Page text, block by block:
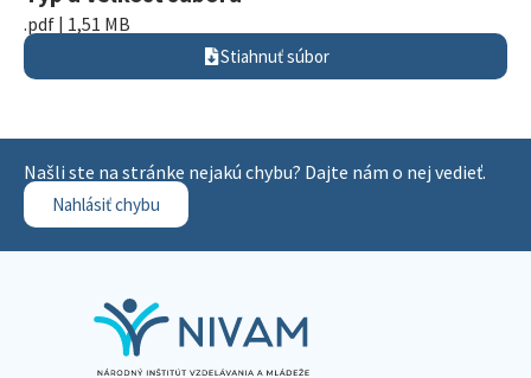
.pdf | 1,51 MB
Stiahnuť súbor
Našli ste na stránke nejakú chybu? Dajte nám o nej vedieť.
Nahlásiť chybu